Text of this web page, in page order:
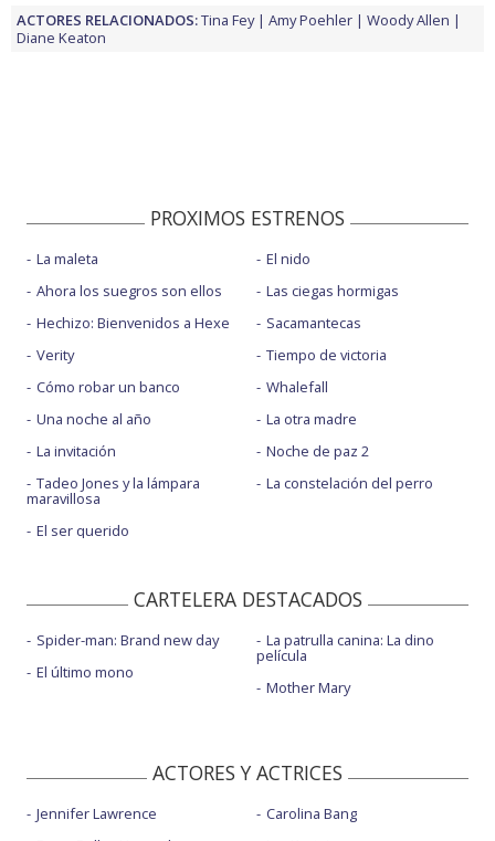
ACTORES RELACIONADOS:Tina Fey Amy Poehler
Woody Allen
Diane Keaton
PROXIMOS ESTRENOS
La maleta
Ahora los suegros son ellos
Hechizo: Bienvenidos a Hexe
Verity
Cómo robar un banco
Una noche al año
La invitación
Tadeo Jones y la lámpara
maravillosa
El ser querido
El nido
Las ciegas hormigas
Sacamantecas
Tiempo de victoria
Whalefall
La otra madre
Noche de paz 2
La constelación del perro
CARTELERA DESTACADOS
Spider-man: Brand new day
El último mono
La patrulla canina: La dino
película
Mother Mary
ACTORES Y ACTRICES
Jennifer Lawrence
Carolina Bang